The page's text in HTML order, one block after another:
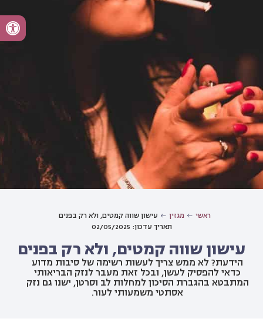
ראשי מגזין
עישון שווה קמטים, ולא רק בפנים
תאריך עדכון: 02/05/2025
עישון שווה קמטים, ולא רק בפנים
הידעת? לא ממש צריך לעשות רשימה של סיבות מדוע
כדאי להפסיק לעשן, ובכל זאת מעבר לנזק הבריאותי
המתבטא בהגברת הסיכון למחלות לב וסרטן, ישנו גם נזק
אסתטי משמעותי לעור.